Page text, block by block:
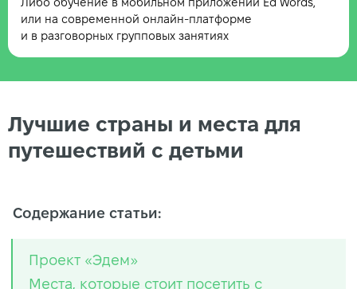
или на современной онлайн-платформе
и в разговорных групповых занятиях
Лучшие страны и места для
путешествий с детьми
Содержание статьи:
Проект «Эдем»
Места, которые стоит посетить с